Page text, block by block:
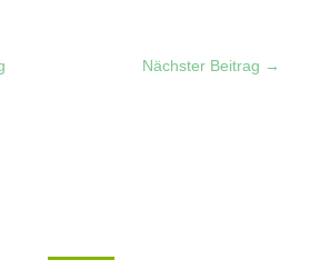
Nächster Beitrag →